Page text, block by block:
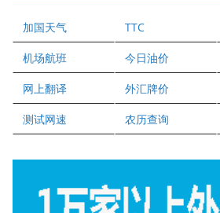
健健宝公司
二十一世纪美联地产公司
全球趋势移民留学
盛达资本
加国天气 TTC
机场航班 今日油价
网上翻译 外汇牌价
测试网速 农历查询